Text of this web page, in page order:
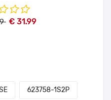
€ 31.99
623758-1S2P